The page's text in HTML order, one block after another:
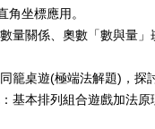
角坐標應用。
量關係、奧數「數與量
籠桌遊(極端法解題)，探
基本排列組合遊戲加法